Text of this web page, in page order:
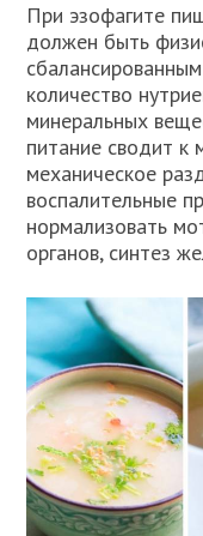
При эзофагите
должен быть
количество
минеральных
питание сводит к
механическое
воспалительные
нормализовать
органов, синтез